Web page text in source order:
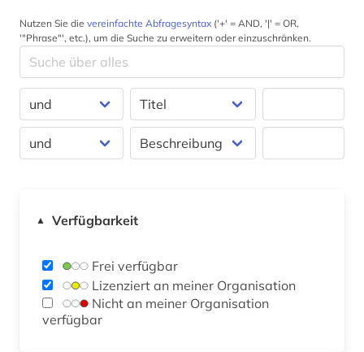
Nutzen Sie die vereinfachte Abfragesyntax ('+' = AND, '|' = OR,
'"Phrase"', etc.), um die Suche zu erweitern oder einzuschränken.
▲ Verfügbarkeit
Frei verfügbar
Lizenziert an meiner Organisation
verfügbar